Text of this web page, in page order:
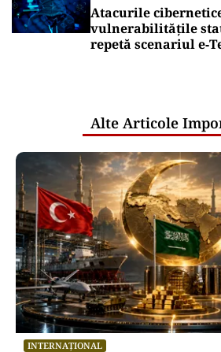
Atacurile
vulnerabilitățile
repetă scenariul
Alte Articole
INTERNAȚIONAL